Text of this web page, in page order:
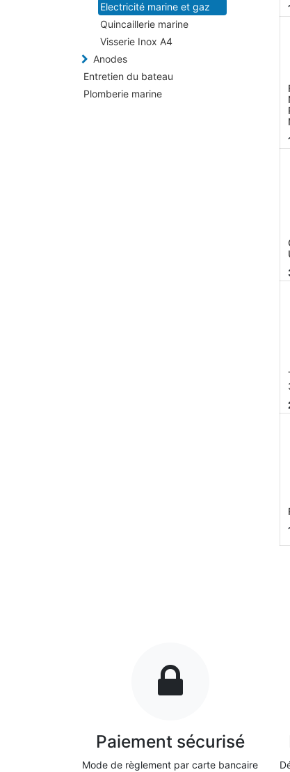
Electricité marine et gaz
Quincaillerie marine
Visserie Inox A4
Anodes
Entretien du bateau
Plomberie marine
Paiement sécurisé
Mode de règlement par carte bancaire